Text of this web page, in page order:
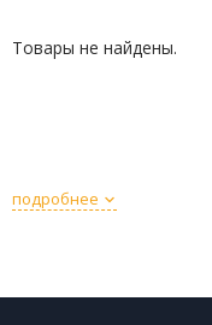
Товары не найдены.
подробнее